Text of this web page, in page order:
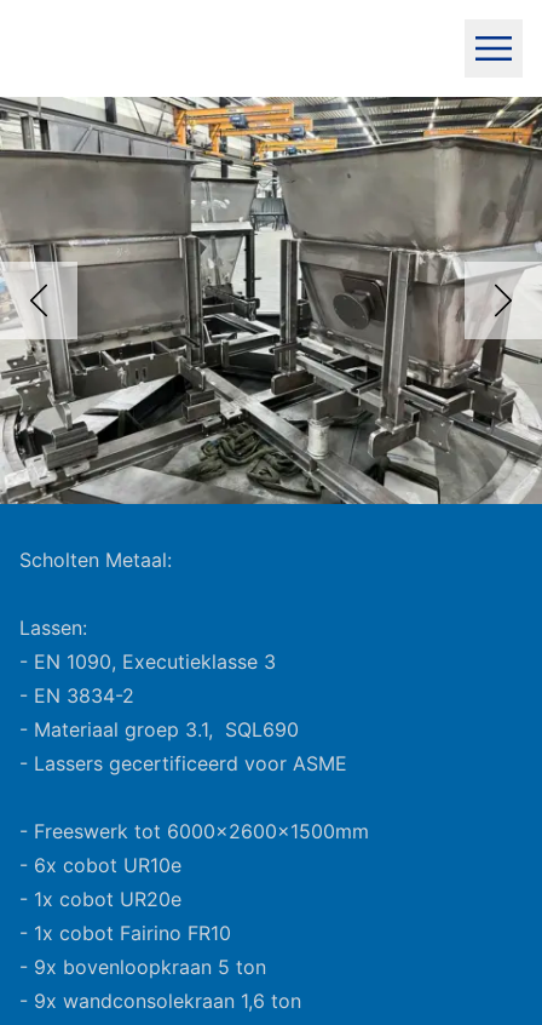
Scholten Metaal:
Lassen:
- EN 1090, Executieklasse 3
- EN 3834-2
- Materiaal groep 3.1, SQL690
- Lassers gecertificeerd voor ASME
- Freeswerk tot 6000x2600x1500mm
- 6x cobot UR10e
- 1x cobot UR20e
- 1x cobot Fairino FR10
- 9x bovenloopkraan 5 ton
- 9x wandconsolekraan 1,6 ton